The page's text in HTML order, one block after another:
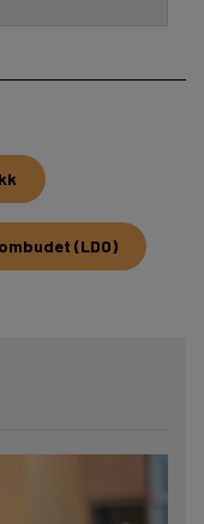
(LDO)